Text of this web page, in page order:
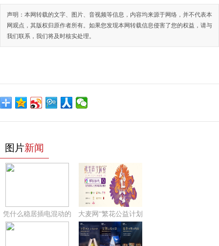
声明：本网转载的文字、图片、音视频等信息，内容均来源于网络，并不代表本
网观点，其版权归原作者所有。如果您发现本网转载信息侵害了您的权益，请与
我们联系，我们将及时核实处理。
图片新闻
凭什么稳居插电混动的 大麦网“繁花公益计划